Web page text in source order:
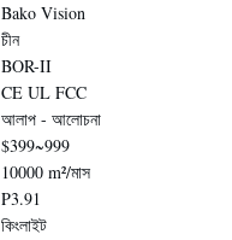
Bako Vision
চীন
BOR-II
CE UL FCC
আলাপ - আলোচনা
$399~999
10000 m²/মাস
P3.91
কিংলাইট